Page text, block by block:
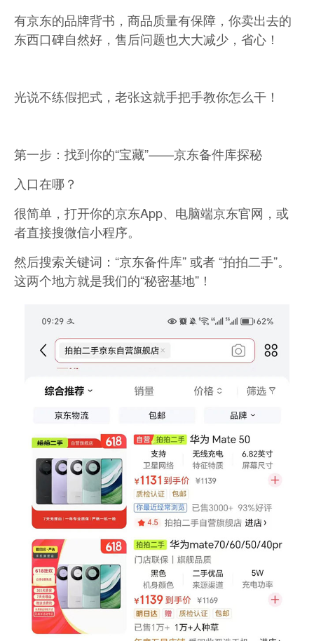
有京东的品牌背书，商品质量有保障，你卖出去的
东西口碑自然好，售后问题也大大减少，省心！
光说不练假把式，老张这就手把手教你怎么干！
第一步：找到你的“宝藏”——京东备件库探秘
入口在哪？
很简单，打开你的京东App、电脑端京东官网，或
者直接搜微信小程序。
然后搜索关键词：“京东备件库” 或者 “拍拍二手”。
这两个地方就是我们的“秘密基地”！